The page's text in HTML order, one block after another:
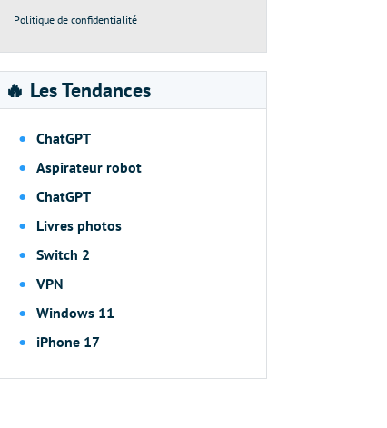
Politique de confidentialité
🔥 Les Tendances
ChatGPT
Aspirateur robot
ChatGPT
Livres photos
Switch 2
VPN
Windows 11
iPhone 17